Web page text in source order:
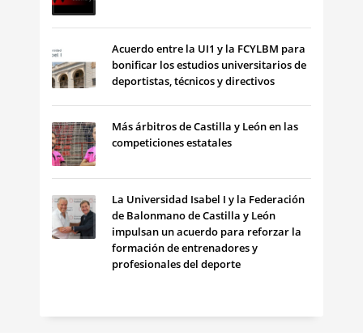
Acuerdo entre la UI1 y la FCYLBM para
bonificar los estudios universitarios de
deportistas, técnicos y directivos
Más árbitros de Castilla y León en las
competiciones estatales
La Universidad Isabel I y la Federación
de Balonmano de Castilla y León
impulsan un acuerdo para reforzar la
formación de entrenadores y
profesionales del deporte